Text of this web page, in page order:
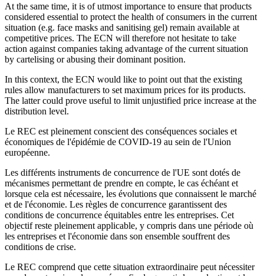
At the same time, it is of utmost importance to ensure that products
considered essential to protect the health of consumers in the current
situation (e.g. face masks and sanitising gel) remain available at
competitive prices. The ECN will therefore not hesitate to take
action against companies taking advantage of the current situation
by cartelising or abusing their dominant position.
In this context, the ECN would like to point out that the existing
rules allow manufacturers to set maximum prices for its products.
The latter could prove useful to limit unjustified price increase at the
distribution level.
Le REC est pleinement conscient des conséquences sociales et
économiques de l'épidémie de COVID-19 au sein de l'Union
européenne.
Les différents instruments de concurrence de l'UE sont dotés de
mécanismes permettant de prendre en compte, le cas échéant et
lorsque cela est nécessaire, les évolutions que connaissent le marché
et de l'économie. Les règles de concurrence garantissent des
conditions de concurrence équitables entre les entreprises. Cet
objectif reste pleinement applicable, y compris dans une période où
les entreprises et l'économie dans son ensemble souffrent des
conditions de crise.
Le REC comprend que cette situation extraordinaire peut nécessiter